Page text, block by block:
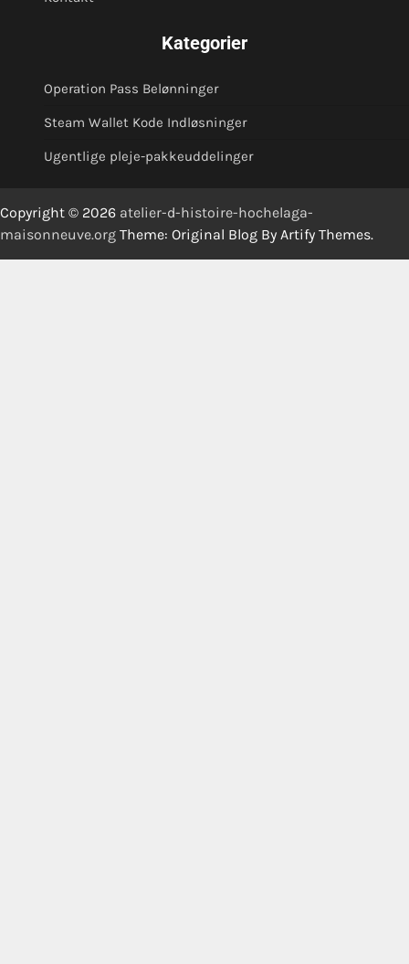
Kategorier
Operation Pass Belønninger
Steam Wallet Kode Indløsninger
Ugentlige pleje-pakkeuddelinger
Copyright © 2026 atelier-d-histoire-hochelaga-
maisonneuve.org Theme: Original Blog By Artify Themes.